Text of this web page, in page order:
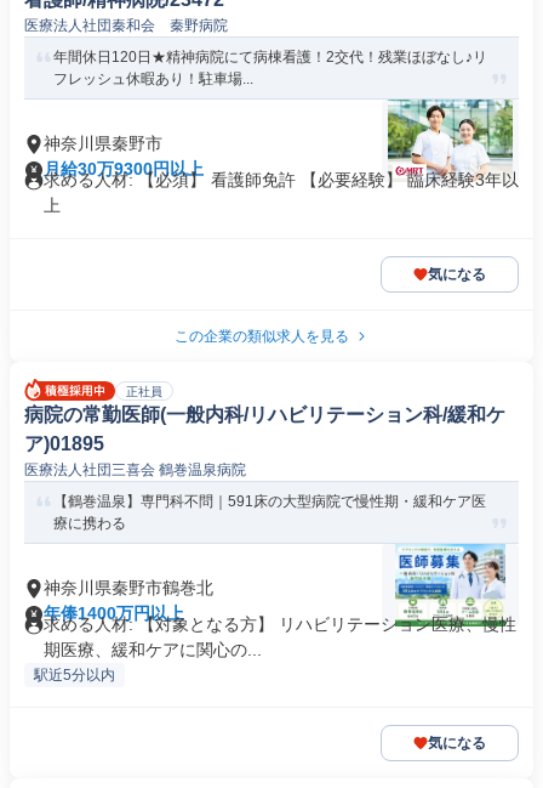
医療法人社団秦和会 秦野病院
年間休日120日★精神病院にて病棟看護！2交代！残業ほぼなし♪リ
フレッシュ休暇あり！駐車場...
神奈川県秦野市
月給30万9300円以上
求める人材: 【必須】 看護師免許 【必要経験】 臨床経験3年以
上
気になる
この企業の類似求人を見る
正社員
病院の常勤医師(一般内科/リハビリテーション科/緩和ケ
ア)01895
医療法人社団三喜会 鶴巻温泉病院
【鶴巻温泉】専門科不問｜591床の大型病院で慢性期・緩和ケア医
療に携わる
神奈川県秦野市鶴巻北
年俸1400万円以上
求める人材: 【対象となる方】 リハビリテーション医療、慢性
期医療、緩和ケアに関心の...
駅近5分以内
気になる